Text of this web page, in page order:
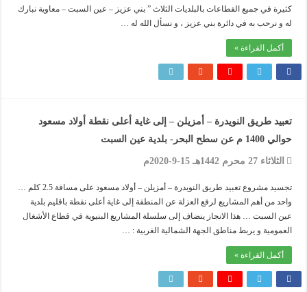
كثيرة في جميع القطاعات بالبلديات الثلاث ” بني عزيز – عين السبت – معاوية نبارك
له و نرحب به في دائرة بني عزيز ، و نسأل الله له …
أكمل القراءة »
تعبيد طريق النويدرة – أمزيلن – إلى غاية أعلى نقطة أولاد مسعود
حوالي 1400 م عن سطح البحر- بلدية عين السبت
الثلاثاء 27 محرم 1442هـ 15-9-2020م
تجسيد مشروع تعبيد طريق النويدرة – أمزيلن – أولاد مسعود على مسافة 2.5 كلم …
واحد من أهم المشاريع لرفع العزلة عن المنطقة إلى غاية أعلى نقطة باقليم بلدية
عين السبت … هذا الانجاز ينضاف إلى سلسلة المشاريع البنيوية في قطاع الأشغال
العمومية و يربط مناطق الجهة الشمالية الغربية : …
أكمل القراءة »